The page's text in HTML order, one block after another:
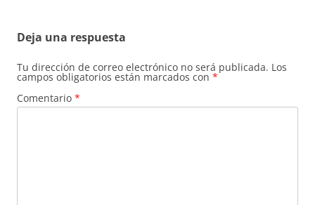
Deja una respuesta
Tu dirección de correo electrónico no será publicada. Los
campos obligatorios están marcados con *
Comentario *